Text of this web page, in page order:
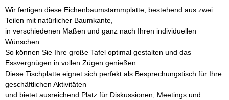
Wir fertigen diese Eichenbaumstammplatte, bestehend aus zwei
Teilen mit natürlicher Baumkante,
in verschiedenen Maßen und ganz nach Ihren individuellen
Wünschen.
So können Sie Ihre große Tafel optimal gestalten und das
Essvergnügen in vollen Zügen genießen.
Diese Tischplatte eignet sich perfekt als Besprechungstisch für Ihre
geschäftlichen Aktivitäten
und bietet ausreichend Platz für Diskussionen, Meetings und